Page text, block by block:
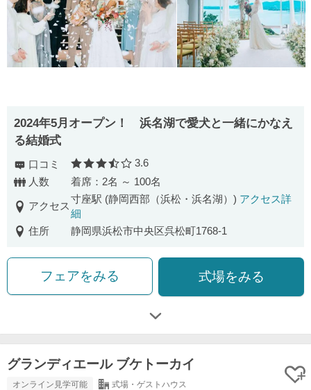
2024年5月オープン！ 浜名湖で愛犬と一緒にかなえ
る結婚式
口コミ 口コミ評価
3.6
人数
着席：2名 ～ 100名
アクセス
寸座駅 (静岡西部（浜松・浜名湖）) アクセス詳
細
住所
静岡県浜松市中央区呉松町1768-1
フェアをみる 式場をみる
グランディエール ブケトーカイ
オンライン見学可能 式場・ゲストハウス